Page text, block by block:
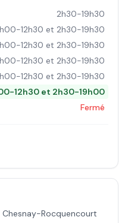
2h30-19h30
12h30 et 2h30-19h30
12h30 et 2h30-19h30
12h30 et 2h30-19h30
12h30 et 2h30-19h30
12h30 et 2h30-19h00
Fermé
Chesnay-Rocquencourt